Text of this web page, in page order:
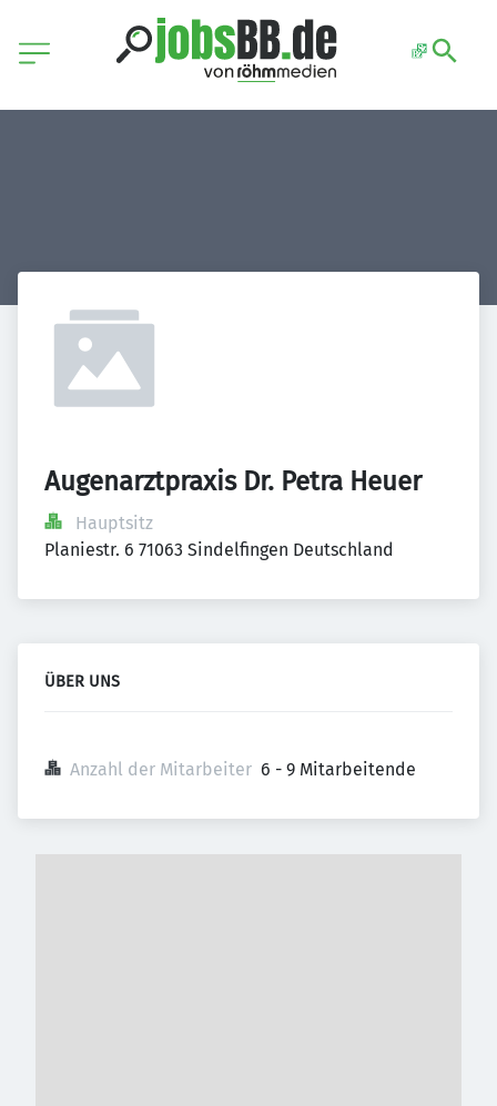
Augenarztpraxis Dr. Petra Heuer
Hauptsitz
Planiestr. 6 71063 Sindelfingen Deutschland
ÜBER UNS
Anzahl der Mitarbeiter 6 - 9 Mitarbeitende